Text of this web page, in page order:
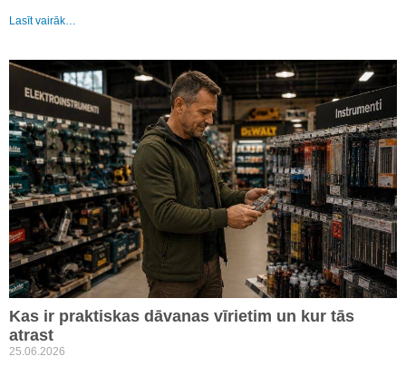
Lasīt vairāk…
Kas ir praktiskas dāvanas vīrietim un kur tās
atrast
25.06.2026